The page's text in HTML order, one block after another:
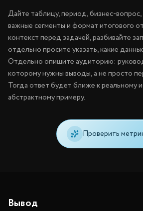
Дайте таблицу, период, бизнес-
важные сегменты и формат итогового
контекст перед задачей, разбивайте
отдельно просите указать, какие
Отдельно опишите аудиторию:
которому нужны выводы, а не просто
Тогда ответ будет ближе к реальному
абстрактному примеру.
Проверить
Вывод